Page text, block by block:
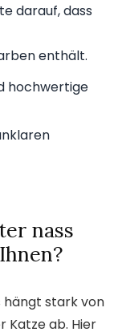
darauf, dass
enthält.
hochwertige
nass
hängt stark von
Katze ab. Hier